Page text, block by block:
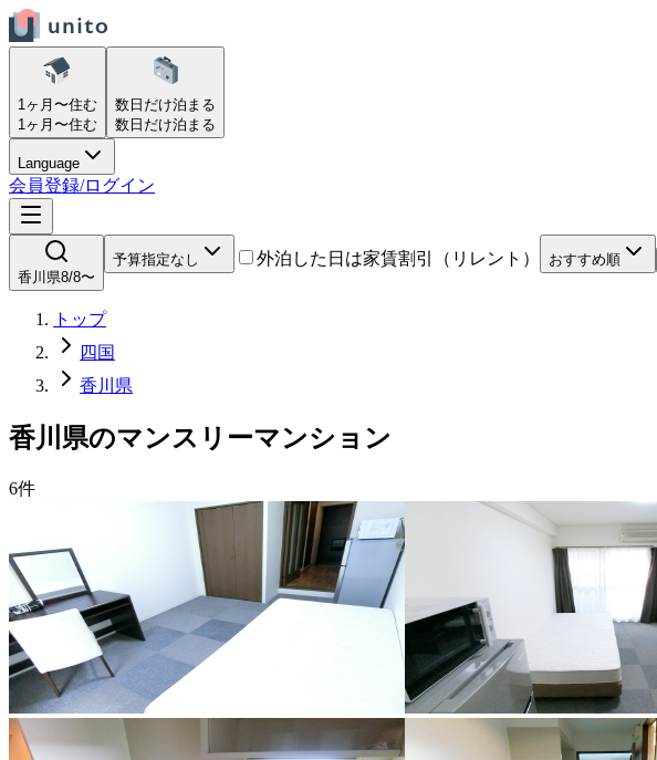
1ヶ月〜住む
1ヶ月〜住む
数日だけ泊まる
数日だけ泊まる
Language
会員登録/ログイン
香川県8/8〜
予算指定なし 外泊した日は家賃割引（リレント） おすすめ順
トップ
四国
香川県
香川県のマンスリーマンション
6件